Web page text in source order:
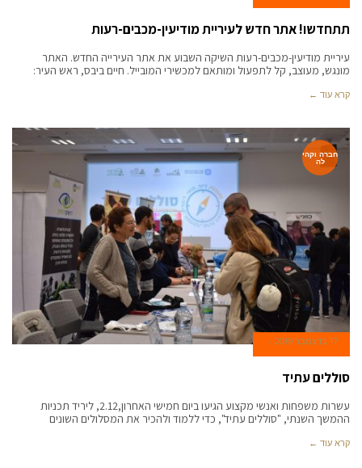
תתחדשו! אתר חדש לעיריית מודיעין-מכבים-רעות
עיריית מודיעין-מכבים-רעות השיקה השבוע את אתר העירייה החדש. האתר
מונגש, מעוצב, קל לתפעול ומותאם למכשירי המובייל. חיים ביבס, ראש העיר:
קרא עוד ←
חברה וקהי
לה
17 בדצמבר 2019
סוללים עתיד
עשרות משפחות ואנשי מקצוע הגיעו ביום חמישי האחרון,2.12, ליריד תכניות
ההמשך השנתי, "סוללים עתיד", כדי ללמוד ולהכיר את המסלולים השונים
קרא עוד ←